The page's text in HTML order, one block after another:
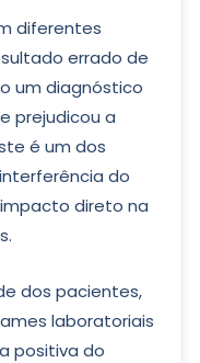
diferentes
errado de
um diagnóstico
prejudicou a
é um dos
do
direto na
dos pacientes,
laboratoriais
positiva do